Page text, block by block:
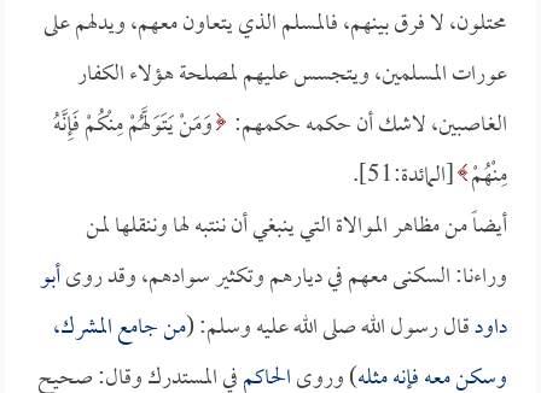
محتلون، لا فرق بينهم، فالمسلم الذي يتعاون معهم، ويدلهم على
عورات المسلمين، ويتجسس عليهم لمصلحة هؤلاء الكفار
الغاصبين، لاشك أن حكمه حكمهم: وَمَنْ يَتَوَلَّهُمْ مِنْكُمْ فَإِنَّهُ
مِنْهُمْ [المائدة:51].
أيضاً من مظاهر الموالاة التي ينبغي أن ننتبه لها وننقلها لمن
وراءنا: السكنى معهم في ديارهم وتكثير سوادهم، وقد روىأبو
داودقال رسول الله صلى الله عليه وسلم: (من جامع المشرك،
وسكن معه فإنه مثله) وروىالحاكمفي المستدرك وقال: صحيح